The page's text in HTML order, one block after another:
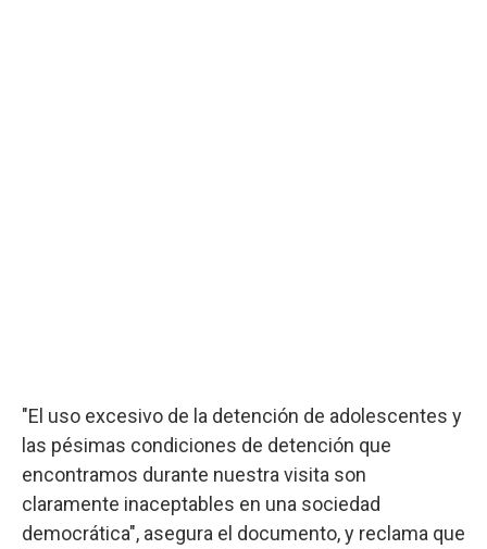
"El uso excesivo de la detención de adolescentes y
las pésimas condiciones de detención que
encontramos durante nuestra visita son
claramente inaceptables en una sociedad
democrática", asegura el documento, y reclama que